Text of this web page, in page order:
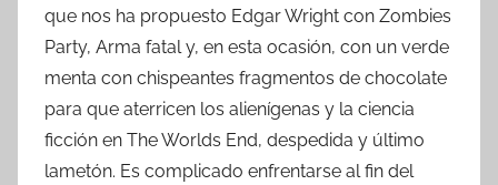
que nos ha propuesto Edgar Wright con Zombies
Party, Arma fatal y, en esta ocasión, con un verde
menta con chispeantes fragmentos de chocolate
para que aterricen los alienígenas y la ciencia
ficción en The Worlds End, despedida y último
lametón. Es complicado enfrentarse al fin del